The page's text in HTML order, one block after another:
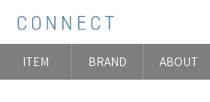
ITEM BRAND ABOUT